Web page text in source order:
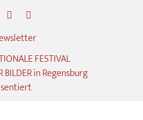
FESTIVAL
BILDER in Regensburg